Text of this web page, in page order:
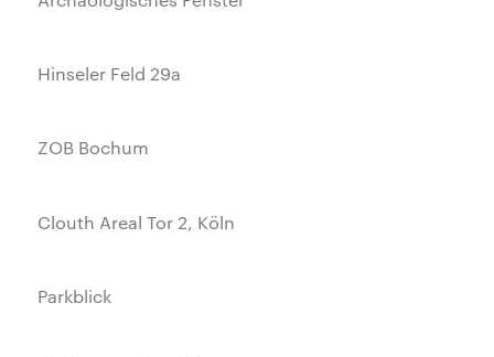
Hinseler Feld 29a
ZOB Bochum
Clouth Areal Tor 2, Köln
Parkblick